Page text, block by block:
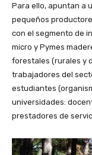
Para ello, apuntan a
pequeños
con el segmento de
micro y Pymes
forestales (rurales y
trabajadores del
estudiantes
universidades:
prestadores de